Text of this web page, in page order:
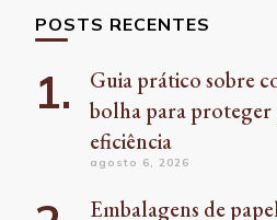
POSTS RECENTES
Guia prático sobre
bolha para
eficiência
agosto 6, 2026
Embalagens de